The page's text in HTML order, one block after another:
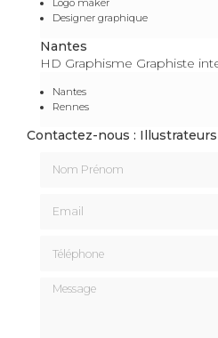
Logo maker
Designer graphique
Nantes
HD Graphisme Graphiste
Nantes
Rennes
Contactez-nous :
Message